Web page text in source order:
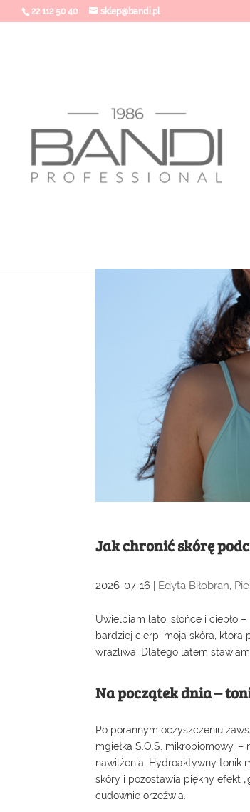
22 112 50 40 sklep@bandi.pl
Jak chronić skórę
2026-07-16 Edyta Biłobran,
Uwielbiam lato, słońce i ciepło
bardziej cierpi moja skóra,
wrażliwa. Dlatego latem
Na początek dnia –
Po porannym oczyszczeniu
mgiełka S.O.S. mikrobiomowy, –
nawilżenia. Hydroaktywny tonik
skóry i pozostawia piękny efekt
cudownie orzeźwia.